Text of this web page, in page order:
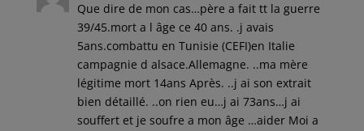
Que dire de mon cas…père a fait tt la guerre
39/45.mort a l âge ce 40 ans. .j avais
5ans.combattu en Tunisie (CEFI)en Italie
campagnie d alsace.Allemagne. ..ma mère
légitime mort 14ans Après. ..j ai son extrait
bien détaillé. ..on rien eu…j ai 73ans…j ai
souffert et je soufre a mon âge …aider Moi a